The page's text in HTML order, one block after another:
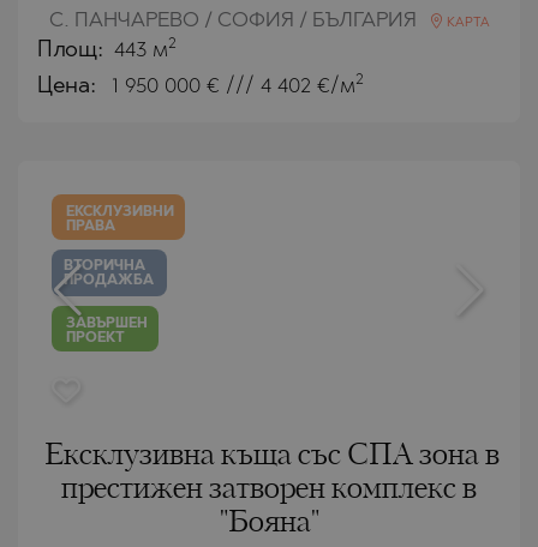
С. ПАНЧАРЕВО / СОФИЯ / БЪЛГАРИЯ КАРТА
Площ: 443 м2
Цена: 1 950 000 € /// 4 402 €/м2
ЕКСКЛУЗИВНИ
ПРАВА
ВТОРИЧНА
ПРОДАЖБА
ЗАВЪРШЕН
ПРОЕКТ
Ексклузивна къща със СПА зона в
престижен затворен комплекс в
"Бояна"